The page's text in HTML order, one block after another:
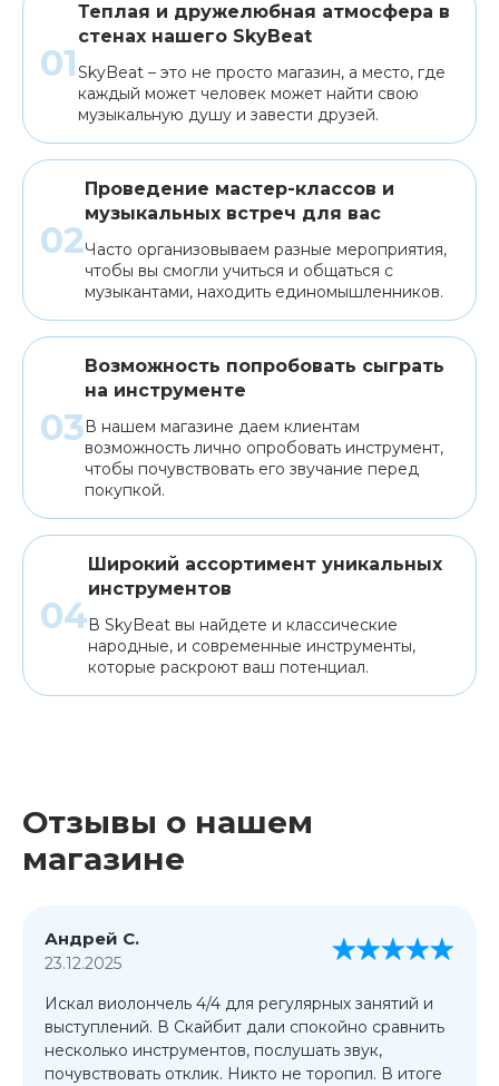
Теплая и дружелюбная атмосфера в
стенах нашего SkyBeat
SkyBeat – это не просто магазин, а место, где
каждый может человек может найти свою
музыкальную душу и завести друзей.
Проведение мастер-классов и
музыкальных встреч для вас
Часто организовываем разные мероприятия,
чтобы вы смогли учиться и общаться с
музыкантами, находить единомышленников.
Возможность попробовать сыграть
на инструменте
В нашем магазине даем клиентам
возможность лично опробовать инструмент,
чтобы почувствовать его звучание перед
покупкой.
Широкий ассортимент уникальных
инструментов
В SkyBeat вы найдете и классические
народные, и современные инструменты,
которые раскроют ваш потенциал.
Отзывы о нашем
магазине
Андрей С.
23.12.2025
Искал виолончель 4/4 для регулярных занятий и
выступлений. В Скайбит дали спокойно сравнить
несколько инструментов, послушать звук,
почувствовать отклик. Никто не торопил. В итоге